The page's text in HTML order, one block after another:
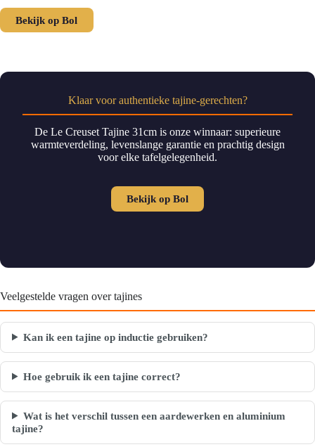
Bekijk op Bol
Klaar voor authentieke tajine-gerechten?
De Le Creuset Tajine 31cm is onze winnaar: superieure
warmteverdeling, levenslange garantie en prachtig design
voor elke tafelgelegenheid.
Bekijk op Bol
Veelgestelde vragen over tajines
Kan ik een tajine op inductie gebruiken?
Hoe gebruik ik een tajine correct?
Wat is het verschil tussen een aardewerken en aluminium
tajine?